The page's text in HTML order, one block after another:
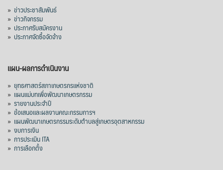
» ข่าวประชาสัมพันธ์
» ข่าวกิจกรรม
» ประกาศรับสมัครงาน
» ประกาศจัดซื้อจัดจ้าง
แผน-ผลการดำเนินงาน
» ยุทธศาสตร์สภาเกษตรกรแห่งชาติ
» แผนแม่บทเพื่อพัฒนาเกษตรกรรม
» รายงานประจำปี
» ข้อเสนอและผลงานคณะกรรมการฯ
» แผนพัฒนาเกษตรกรรมระดับตำบลสู่เกษตรอุตสาหกรรม
» งบการเงิน
» การประเมิน ITA
» การเลือกตั้ง